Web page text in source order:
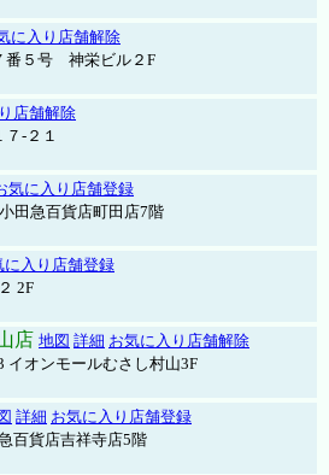
に入り店舗解除
番５号 神栄ビル２F
店舗解除
-２１
気に入り店舗登録
田急百貨店町田店7階
に入り店舗登録
2F
店 地図 詳細 お気に入り店舗解除
イオンモールむさし村山3F
詳細 お気に入り店舗登録
百貨店吉祥寺店5階